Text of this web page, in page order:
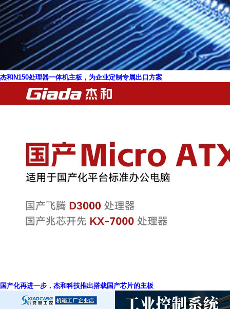
杰和N150处理器一体机主板，为企业定制专属出口方案
国产化再进一步，杰和科技推出搭载国产芯片的主板